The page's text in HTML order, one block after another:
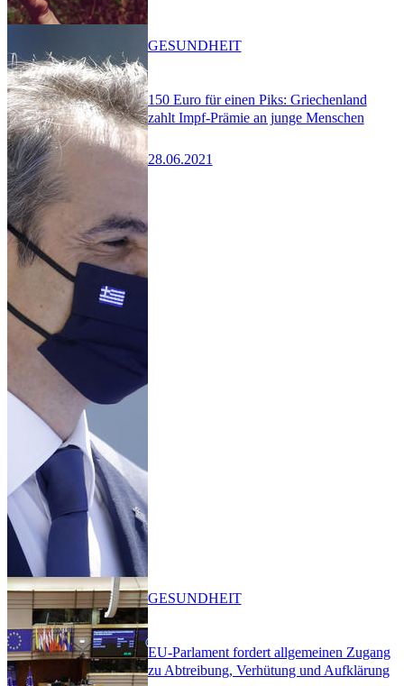
150 Euro für einen Piks: Griechenland
zahlt Impf-Prämie an junge Menschen
28.06.2021
GESUNDHEIT
EU-Parlament fordert allgemeinen Zugang
zu Abtreibung, Verhütung und Aufklärung
GESUNDHEIT